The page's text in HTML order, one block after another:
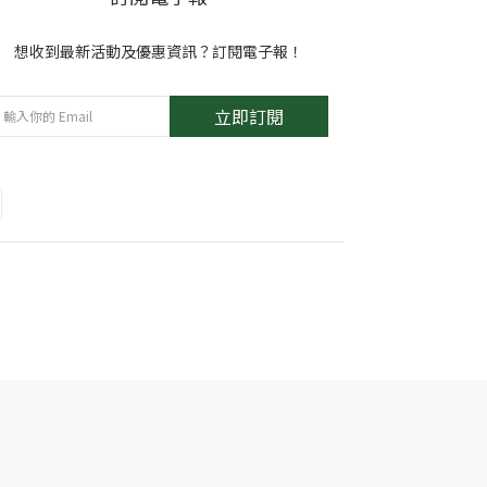
想收到最新活動及優惠資訊？訂閱電子報！
立即訂閱